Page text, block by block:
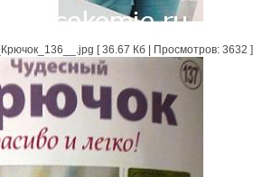
[ 36.67 Кб | Просмотров: 3632 ]